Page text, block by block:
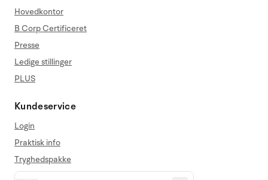
Hovedkontor
B Corp Certificeret
Presse
Ledige stillinger
PLUS
Kundeservice
Login
Praktisk info
Tryghedspakke